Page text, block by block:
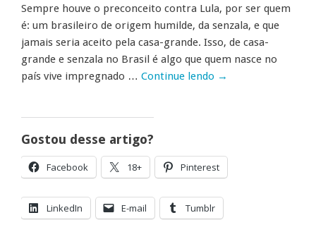
Sempre houve o preconceito contra Lula, por ser quem
é: um brasileiro de origem humilde, da senzala, e que
jamais seria aceito pela casa-grande. Isso, de casa-
grande e senzala no Brasil é algo que quem nasce no
país vive impregnado … Continue lendo →
Gostou desse artigo?
Facebook 18+ Pinterest
LinkedIn E-mail Tumblr